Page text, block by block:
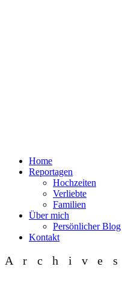
Home
Reportagen
Hochzeiten
Verliebte
Familien
Über mich
Persönlicher Blog
Kontakt
Archives